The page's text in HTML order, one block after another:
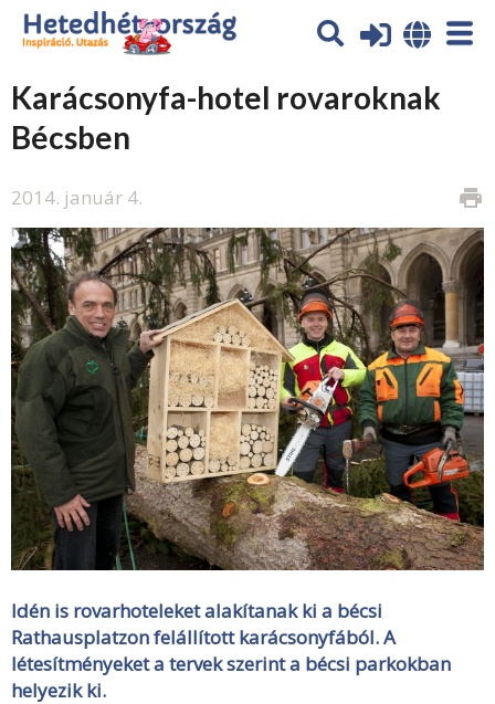
Karácsonyfa-hotel rovaroknak
Bécsben
2014. január 4. print
Idén is rovarhoteleket alakítanak ki a bécsi
Rathausplatzon felállított karácsonyfából. A
létesítményeket a tervek szerint a bécsi parkokban
helyezik ki.